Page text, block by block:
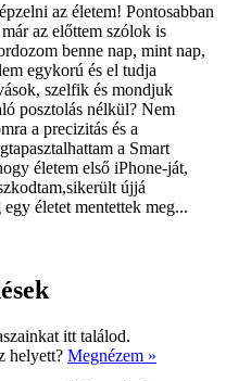
az életem! Pontosabban
az előttem szólok is
benne nap, mint nap,
egykorú és el tudja
szelfik és mondjuk
posztolás nélkül? Nem
a precizitás és a
a Smart
életem első iPhone-ját,
újjá
életet mentettek meg...
itt találod.
helyett? Megnézem »